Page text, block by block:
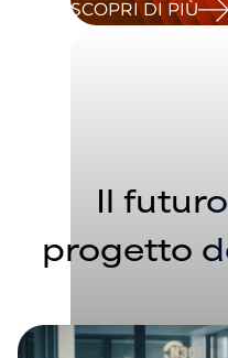
SCOPRI DI PIÙ
Il
progetto